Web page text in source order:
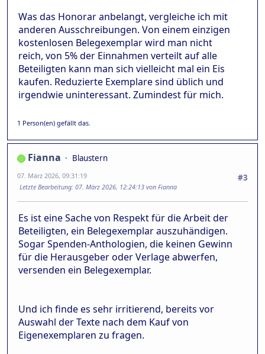
Was das Honorar anbelangt, vergleiche ich mit
anderen Ausschreibungen. Von einem einzigen
kostenlosen Belegexemplar wird man nicht
reich, von 5% der Einnahmen verteilt auf alle
Beteiligten kann man sich vielleicht mal ein Eis
kaufen. Reduzierte Exemplare sind üblich und
irgendwie uninteressant. Zumindest für mich.
1 Person(en) gefällt das.
Fianna
Blaustern
#3
07. März 2026, 09:31:19
Letzte Bearbeitung: 07. März 2026, 12:24:13 von Fianna
Es ist eine Sache von Respekt für die Arbeit der
Beteiligten, ein Belegexemplar auszuhändigen.
Sogar Spenden-Anthologien, die keinen Gewinn
für die Herausgeber oder Verlage abwerfen,
versenden ein Belegexemplar.
Und ich finde es sehr irritierend, bereits vor
Auswahl der Texte nach dem Kauf von
Eigenexemplaren zu fragen.